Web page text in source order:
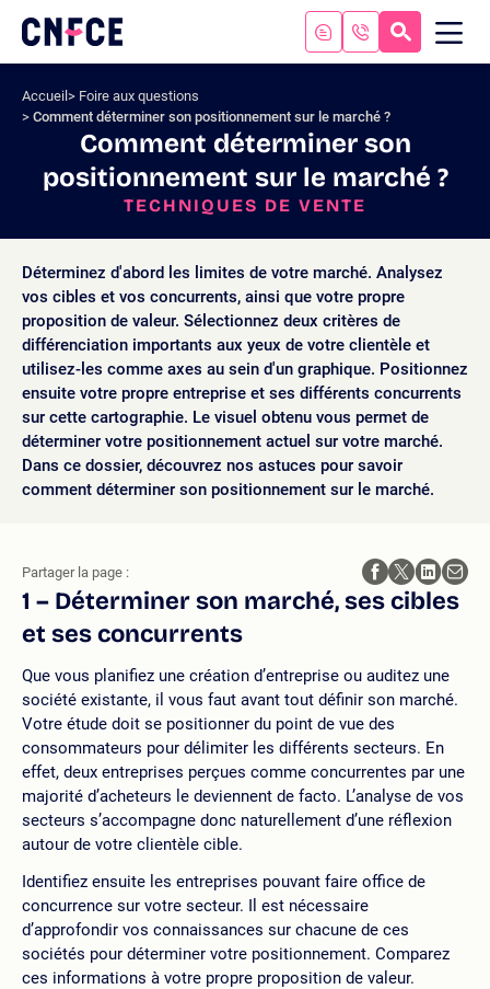
contenu
Logo
site
Accueil
Foire aux questions
Comment déterminer son positionnement sur le marché ?
Comment déterminer son
positionnement sur le marché ?
TECHNIQUES DE VENTE
Déterminez d'abord les limites de votre marché. Analysez
vos cibles et vos concurrents, ainsi que votre propre
proposition de valeur. Sélectionnez deux critères de
différenciation importants aux yeux de votre clientèle et
utilisez-les comme axes au sein d'un graphique. Positionnez
ensuite votre propre entreprise et ses différents concurrents
sur cette cartographie. Le visuel obtenu vous permet de
déterminer votre positionnement actuel sur votre marché.
Dans ce dossier, découvrez nos astuces pour savoir
comment déterminer son positionnement sur le marché.
1 – Déterminer son marché, ses cibles
et ses concurrents
Que vous planifiez une création d’entreprise ou auditez une
société existante, il vous faut avant tout définir son marché.
Votre étude doit se positionner du point de vue des
consommateurs pour délimiter les différents secteurs. En
effet, deux entreprises perçues comme concurrentes par une
majorité d’acheteurs le deviennent de facto. L’analyse de vos
secteurs s’accompagne donc naturellement d’une réflexion
autour de votre clientèle cible.
Identifiez ensuite les entreprises pouvant faire office de
concurrence sur votre secteur. Il est nécessaire
d’approfondir vos connaissances sur chacune de ces
sociétés pour déterminer votre positionnement. Comparez
ces informations à votre propre proposition de valeur.
Partager la page :